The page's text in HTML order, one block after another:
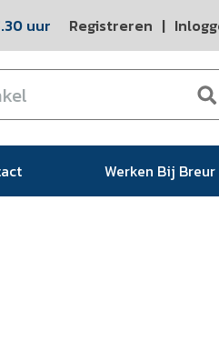
uur Registreren |
Werken Bij Breur